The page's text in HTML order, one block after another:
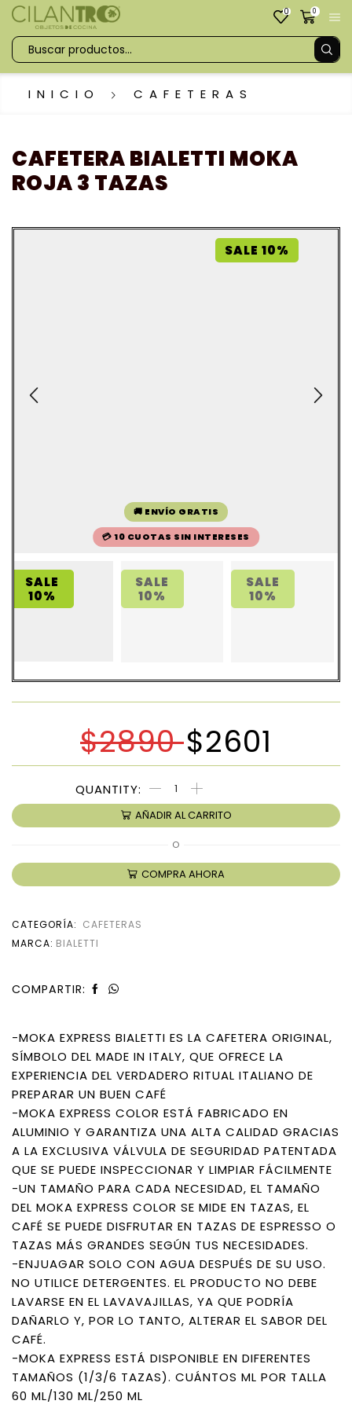
0 0
INICIO CAFETERAS
CAFETERA BIALETTI MOKA
ROJA 3 TAZAS
SALE 10%
🚚 ENVÍO GRATIS
💳 10 CUOTAS SIN INTERESES
SALE
10%
SALE
10%
SALE
10%
$2890 $2601
AÑADIR AL CARRITO
O
COMPRA AHORA
CATEGORÍA: CAFETERAS
MARCA: BIALETTI
COMPARTIR:
-MOKA EXPRESS BIALETTI ES LA CAFETERA ORIGINAL,
SÍMBOLO DEL MADE IN ITALY, QUE OFRECE LA
EXPERIENCIA DEL VERDADERO RITUAL ITALIANO DE
PREPARAR UN BUEN CAFÉ
-MOKA EXPRESS COLOR ESTÁ FABRICADO EN
ALUMINIO Y GARANTIZA UNA ALTA CALIDAD GRACIAS
A LA EXCLUSIVA VÁLVULA DE SEGURIDAD PATENTADA
QUE SE PUEDE INSPECCIONAR Y LIMPIAR FÁCILMENTE
-UN TAMAÑO PARA CADA NECESIDAD, EL TAMAÑO
DEL MOKA EXPRESS COLOR SE MIDE EN TAZAS, EL
CAFÉ SE PUEDE DISFRUTAR EN TAZAS DE ESPRESSO O
TAZAS MÁS GRANDES SEGÚN TUS NECESIDADES.
-ENJUAGAR SOLO CON AGUA DESPUÉS DE SU USO.
NO UTILICE DETERGENTES. EL PRODUCTO NO DEBE
LAVARSE EN EL LAVAVAJILLAS, YA QUE PODRÍA
DAÑARLO Y, POR LO TANTO, ALTERAR EL SABOR DEL
CAFÉ.
-MOKA EXPRESS ESTÁ DISPONIBLE EN DIFERENTES
TAMAÑOS (1/3/6 TAZAS). CUÁNTOS ML POR TALLA
60 ML/130 ML/250 ML